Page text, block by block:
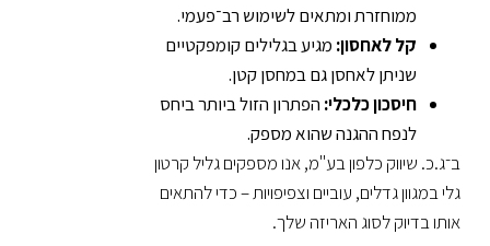
ממוחזרת ומתאים לשימוש רב־פעמי.
קל לאחסון: מגיע בגלילים קומפקטיים
שניתן לאחסן גם במחסן קטן.
חיסכון כלכלי: הפתרון הזול ביותר ביחס
לנפח ההגנה שהוא מספק.
ב־ג.כ. שיווק כלפון בע"מ, אנו מספקים גליל קרטון
גלי במגוון גדלים, עוביים וצפיפויות – כדי להתאים
אותו בדיוק לסוג האריזה שלך.